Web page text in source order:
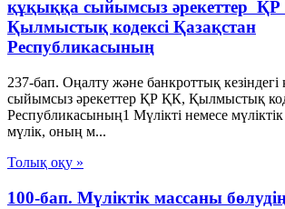
құқыққа сыйымсыз әрекеттер
Қылмыстық кодексi Қазақстан
Республикасының
237-бап. Оңалту және банкроттық кезіндегі
сыйымсыз әрекеттер ҚР ҚК, Қылмыстық
Республикасының1 Мүлiктi немесе мүлiктiк
мүлiк, оның м...
Толық оқу »
100-бап. Мүліктік массаны